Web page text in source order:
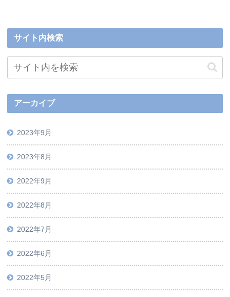
サイト内検索
アーカイブ
2023年9月
2023年8月
2022年9月
2022年8月
2022年7月
2022年6月
2022年5月